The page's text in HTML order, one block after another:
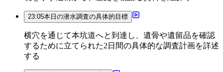
23:05本日の潜水調査の具体的目標
横穴を通じて本坑道へと到達し、遺骨や遺留品を確認
するために立てられた2日間の具体的な調査計画を詳述
する